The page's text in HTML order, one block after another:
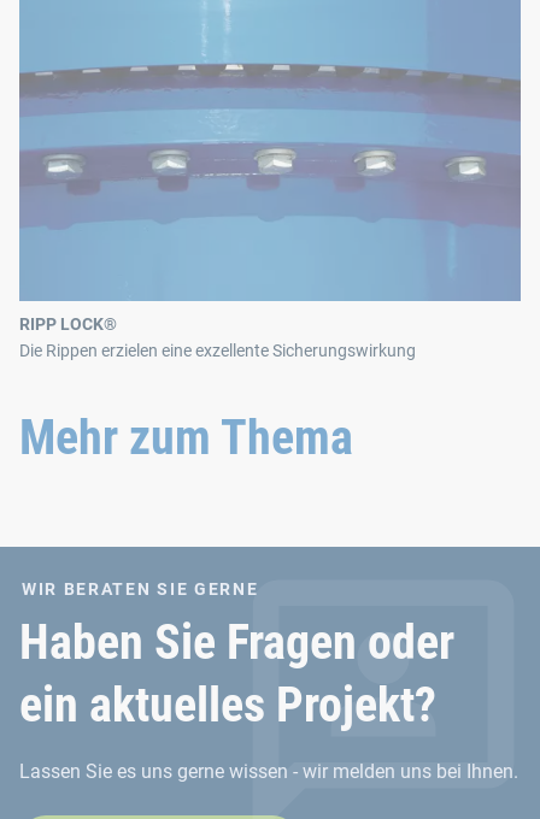
RIPP LOCK®
Die Rippen erzielen eine exzellente Sicherungswirkung
Mehr zum Thema
WIR BERATEN SIE GERNE
Haben Sie Fragen oder
ein aktuelles Projekt?
Lassen Sie es uns gerne wissen - wir melden uns bei Ihnen.